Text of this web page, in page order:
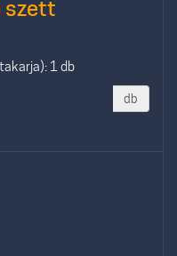
szett
1 db
db